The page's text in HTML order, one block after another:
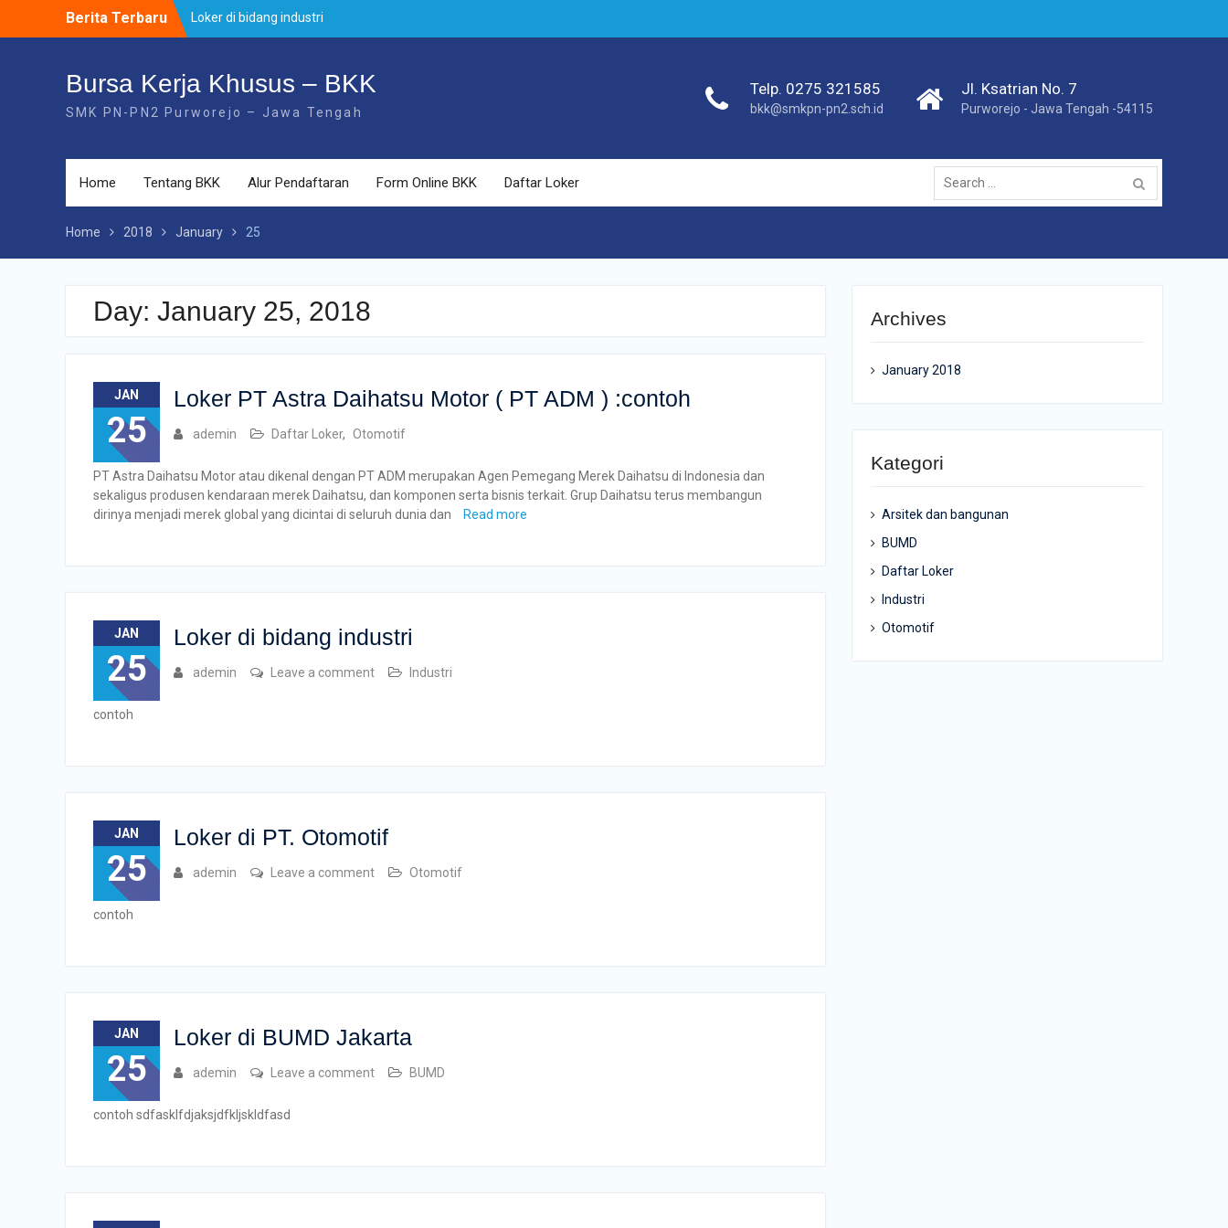
Berita Terbaru
Loker di bidang industri
Loker di PT. Otomotif
:contoh
Bursa Kerja Khusus – BKK
SMK PN-PN2 Purworejo – Jawa Tengah
Telp. 0275 321585
bkk@smkpn-pn2.sch.id
Jl. Ksatrian No. 7
Purworejo - Jawa Tengah -54115
Home Tentang BKK Alur Pendaftaran Form Online BKK Daftar Loker
Search
for:
Home 2018 January 25
Day: January 25, 2018
JAN
25
Loker PT Astra Daihatsu Motor ( PT ADM ) :contoh
ademin Daftar Loker, Otomotif
PT Astra Daihatsu Motor atau dikenal dengan PT ADM merupakan Agen Pemegang Merek Daihatsu di Indonesia dan
sekaligus produsen kendaraan merek Daihatsu, dan komponen serta bisnis terkait. Grup Daihatsu terus membangun
dirinya menjadi merek global yang dicintai di seluruh dunia dan
Read more
JAN
25
Loker di bidang industri
ademin Leave a comment Industri
contoh
JAN
25
Loker di PT. Otomotif
ademin Leave a comment Otomotif
contoh
JAN
25
Loker di BUMD Jakarta
ademin Leave a comment BUMD
contoh sdfasklfdjaksjdfkljskldfasd
Archives
January 2018
Kategori
Arsitek dan bangunan
BUMD
Daftar Loker
Industri
Otomotif